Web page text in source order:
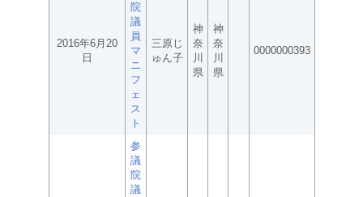
2016年6月20
日
院
議
員
マ
ニ
フ
ェ
ス
ト
三原じ
ゅん子
神
奈
川
県
神
奈
川
県
0000000393
参
議
院
議